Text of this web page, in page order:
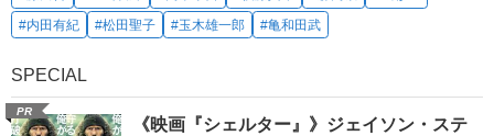
#内田有紀
#松田聖子 #玉木雄一郎 #亀和田武
SPECIAL
PR
《映画『シェルター』》ジェイソン・ステ